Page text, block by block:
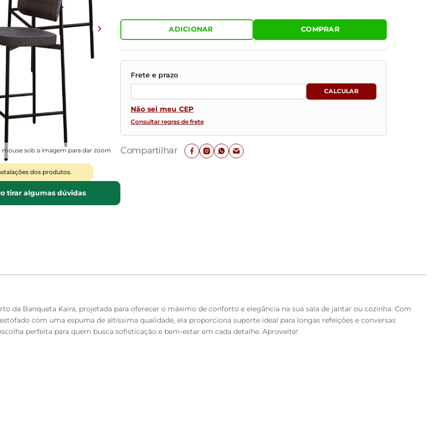
Baú Organizador
Ver todos
mouse sob a imagem para dar zoom
dos produtos.
tirar algumas dúvidas
ADICIONAR COMPRAR
Não sei meu CEP
Consultar regras de frete
Compartilhar
da Banqueta Kaira, projetada para oferecer o máximo de conforto e elegância na sua sala de jantar ou cozinha. Com
com uma espuma de altíssima qualidade, ela proporciona suporte ideal para longas refeições e conversas
perfeita para quem busca sofisticação e bem-estar em cada detalhe. Aproveite!